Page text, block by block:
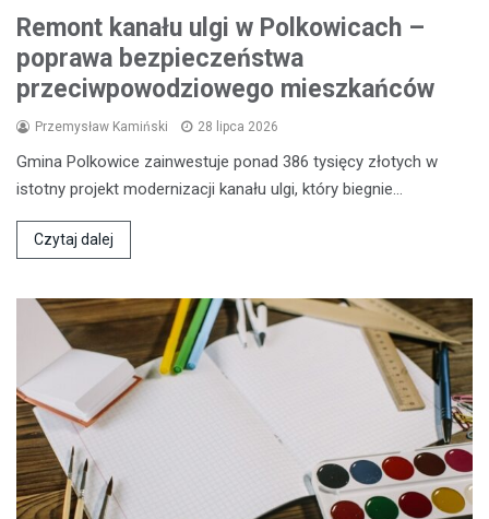
Remont kanału ulgi w Polkowicach –
poprawa bezpieczeństwa
przeciwpowodziowego mieszkańców
Przemysław Kamiński 28 lipca 2026
Gmina Polkowice zainwestuje ponad 386 tysięcy złotych w
istotny projekt modernizacji kanału ulgi, który biegnie…
Czytaj dalej